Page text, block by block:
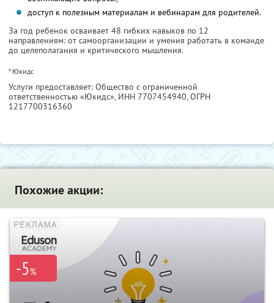
доступ к полезным материалам и вебинарам для родителей.
За год ребенок осваивает 48 гибких навыков по 12
направлениям: от самоорганизации и умения работать в команде
до целеполагания и критического мышления.
* Юкидс
Услуги предоставляет: Общество с ограниченной
ответственностью «Юкидс», ИНН 7707454940, ОГРН
1217700316360
Похожие акции:
-5%